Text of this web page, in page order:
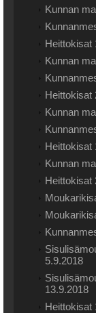
Kunnan
Heittokisat
Kunnan
Heittokisat
Kunnan
Heittokisat
Kunnan
Heittokisat
5.9.2018
13.9.2018
Heittokisat